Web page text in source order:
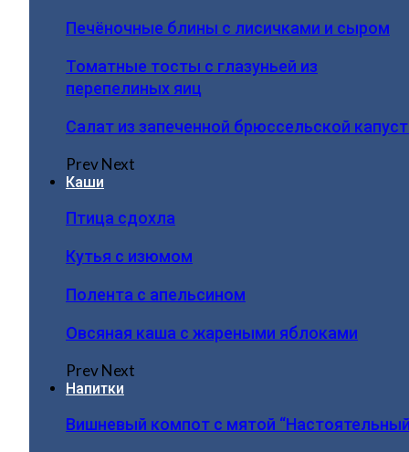
Печёночные блины с лисичками и сыром
Томатные тосты с глазуньей из
перепелиных яиц
Салат из запеченной брюссельской
PrevNext
Каши
Птица сдохла
Кутья с изюмом
Полента с апельсином
Овсяная каша с жареными яблоками
PrevNext
Напитки
Вишневый компот с мятой